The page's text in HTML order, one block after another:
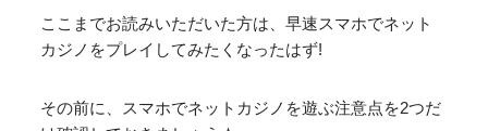
ここまでお読みいただいた方は、早速スマホでネット
カジノをプレイしてみたくなったはず!
その前に、スマホでネットカジノを遊ぶ注意点を2つだ